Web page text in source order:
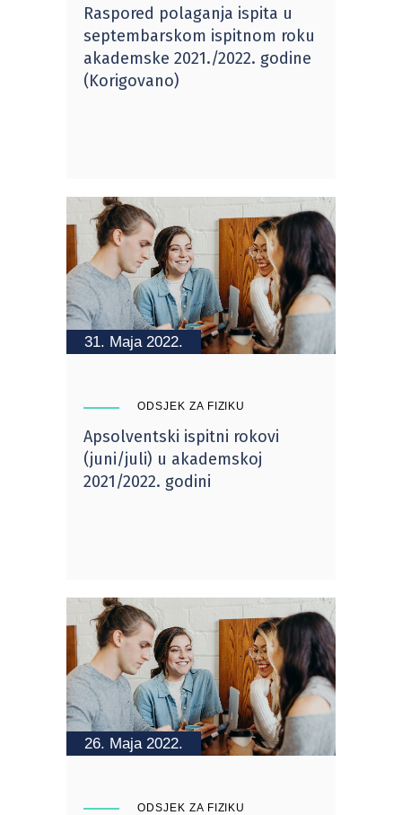
Raspored polaganja ispita u
septembarskom ispitnom roku
akademske 2021./2022. godine
(Korigovano)
31. Maja 2022.
ODSJEK ZA FIZIKU
Apsolventski ispitni rokovi
(juni/juli) u akademskoj
2021/2022. godini
26. Maja 2022.
ODSJEK ZA FIZIKU